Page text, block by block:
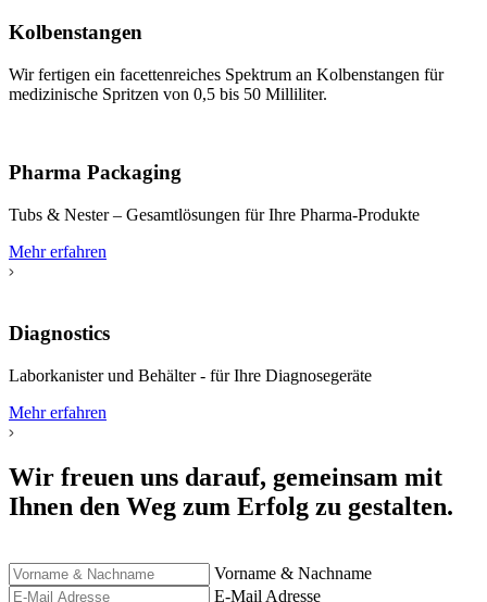
Kolbenstangen
Wir fertigen ein facettenreiches Spektrum an Kolbenstangen für
medizinische Spritzen von 0,5 bis 50 Milliliter.
Pharma Packaging
Tubs & Nester – Gesamtlösungen für Ihre Pharma-Produkte
Mehr erfahren
Diagnostics
Laborkanister und Behälter - für Ihre Diagnosegeräte
Mehr erfahren
Wir freuen uns darauf, gemeinsam mit
Ihnen den Weg zum Erfolg zu gestalten.
Vorname & Nachname
E-Mail Adresse